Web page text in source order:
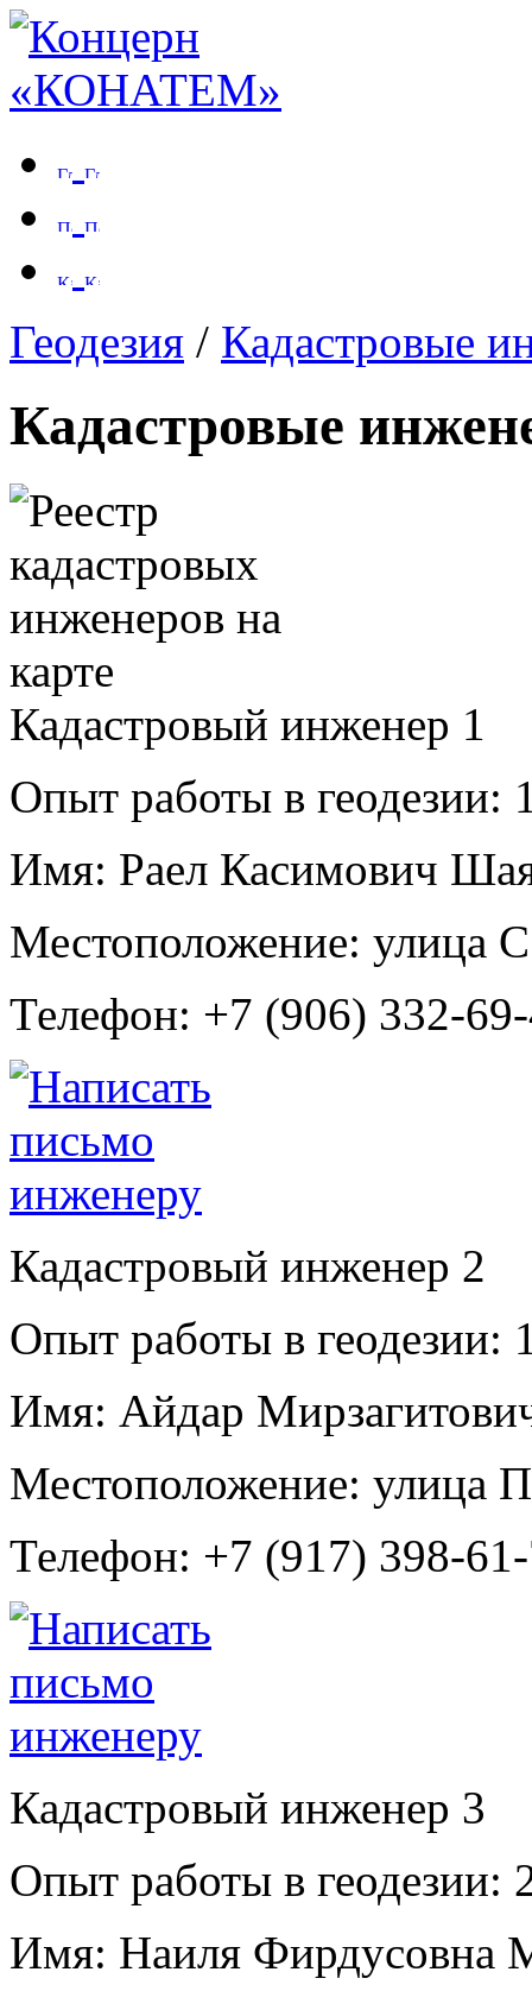
Геодезия / Кадастровые
Кадастровые
Кадастровый инженер 1
Опыт работы в геодезии:
Имя: Раел Касимович
Местоположение: улица
Телефон: +7 (906) 332-
Кадастровый инженер 2
Опыт работы в геодезии:
Имя: Айдар
Местоположение: улица
Телефон: +7 (917) 398-
Кадастровый инженер 3
Опыт работы в геодезии:
Имя: Наиля Фирдусовна